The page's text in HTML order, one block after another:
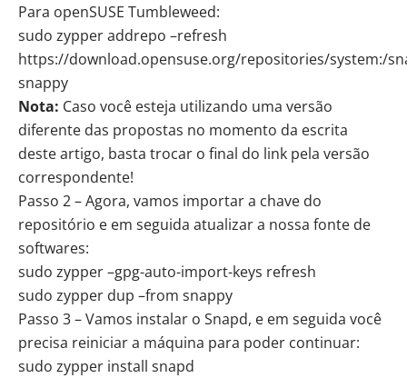
Para openSUSE Tumbleweed:
sudo zypper addrepo –refresh
https://download.opensuse.org/repositories/system:/
snappy
Nota: Caso você esteja utilizando uma versão
diferente das propostas no momento da escrita
deste artigo, basta trocar o final do link pela versão
correspondente!
Passo 2 – Agora, vamos importar a chave do
repositório e em seguida atualizar a nossa fonte de
softwares:
sudo zypper –gpg-auto-import-keys refresh
sudo zypper dup –from snappy
Passo 3 – Vamos instalar o Snapd, e em seguida você
precisa reiniciar a máquina para poder continuar:
sudo zypper install snapd